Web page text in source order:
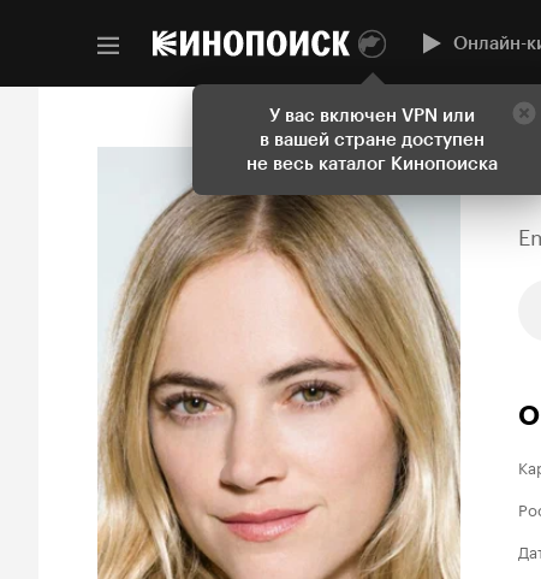
У вас включен VPN или
в вашей стране доступен
не весь каталог Кинопоиска
Онлайн-